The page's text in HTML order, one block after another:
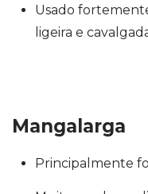
Usado
ligeira e
Mangalarga
Principalmente